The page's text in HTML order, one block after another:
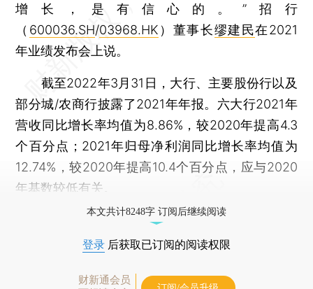
增长，是有信心的。”招行
（ 600036.SH/03968.HK ）董事长缪建民在2021
年业绩发布会上说。
截至2022年3月31日，大行、主要股份行以及
部分城/农商行披露了2021年年报。六大行2021年
营收同比增长率均值为8.86%，较2020年提高4.3
个百分点；2021年归母净利润同比增长率均值为
12.74%，较2020年提高10.4个百分点，应与2020
年基数较低有关。
本文共计8248字 订阅后继续阅读
登录 后获取已订阅的阅读权限
财新通会员